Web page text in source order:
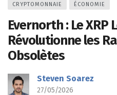
CRYPTOMONNAIE ÉCONOMIE
Evernorth : Le XRP
Révolutionne les
Obsolètes
Steven Soarez
27/05/2026